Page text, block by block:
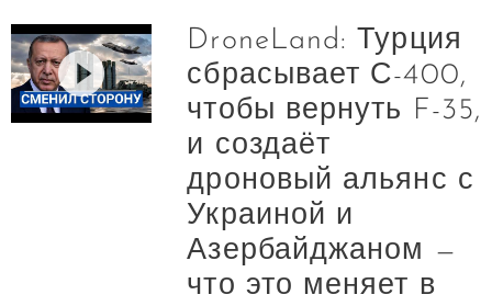
DroneLand: Турция
сбрасывает С-400,
чтобы вернуть F-35,
и создаёт
дроновый альянс с
Украиной и
Азербайджаном —
что это меняет в